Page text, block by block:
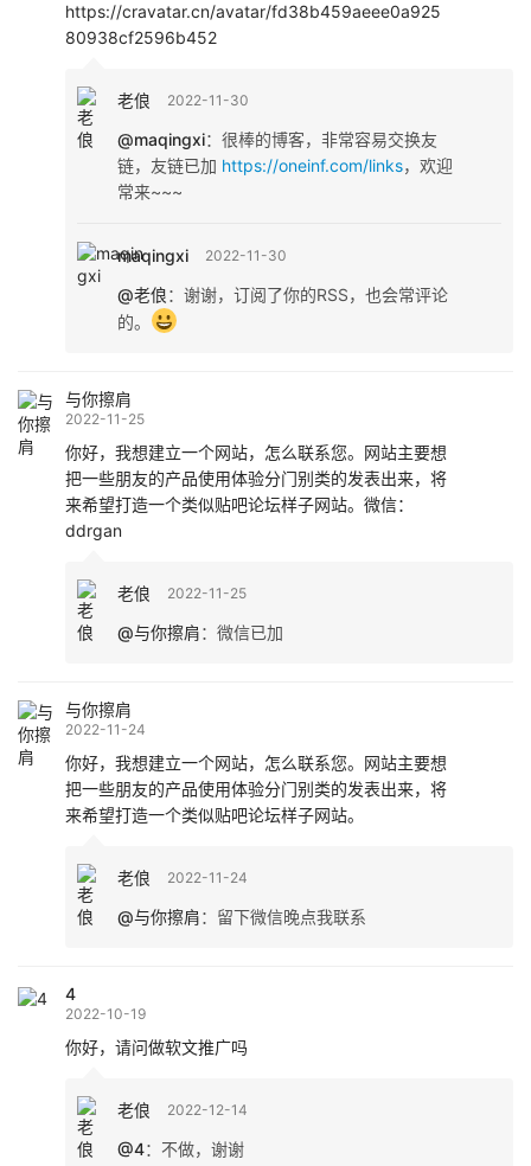
https://cravatar.cn/avatar/fd38b459aeee0a925
80938cf2596b452
老俍 2022-11-30
@maqingxi： 很棒的博客，非常容易交换友
链，友链已加 https://oneinf.com/links，欢迎
常来~~~
maqingxi 2022-11-30
@老俍： 谢谢，订阅了你的RSS，也会常评论
的。
与你擦肩
2022-11-25
你好，我想建立一个网站，怎么联系您。网站主要想
把一些朋友的产品使用体验分门别类的发表出来，将
来希望打造一个类似贴吧论坛样子网站。微信：
ddrgan
老俍 2022-11-25
@与你擦肩： 微信已加
与你擦肩
2022-11-24
你好，我想建立一个网站，怎么联系您。网站主要想
把一些朋友的产品使用体验分门别类的发表出来，将
来希望打造一个类似贴吧论坛样子网站。
老俍 2022-11-24
@与你擦肩： 留下微信晚点我联系
4
2022-10-19
你好，请问做软文推广吗
老俍 2022-12-14
@4： 不做，谢谢